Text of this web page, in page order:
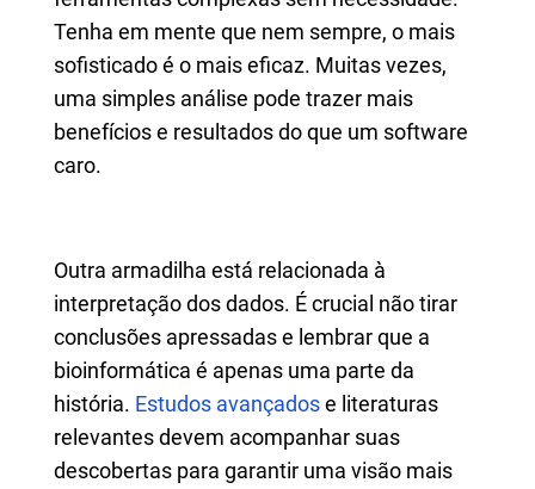
Tenha em mente que nem sempre, o mais
sofisticado é o mais eficaz. Muitas vezes,
uma simples análise pode trazer mais
benefícios e resultados do que um software
caro.
Outra armadilha está relacionada à
interpretação dos dados. É crucial não tirar
conclusões apressadas e lembrar que a
bioinformática é apenas uma parte da
história. Estudos avançadose literaturas
relevantes devem acompanhar suas
descobertas para garantir uma visão mais